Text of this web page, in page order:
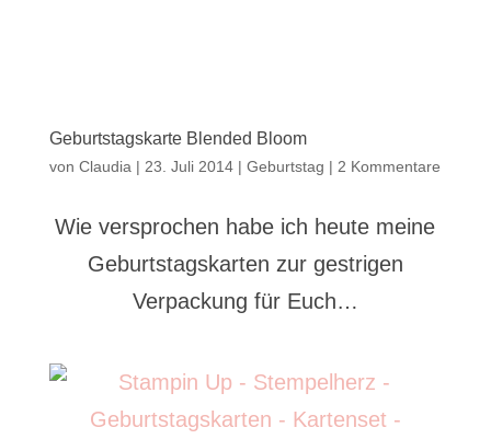
Geburtstagskarte Blended Bloom
von Claudia | 23. Juli 2014| Geburtstag | 2 Kommentare
Wie versprochen habe ich heute meine
Geburtstagskarten zur gestrigen
Verpackung für Euch…